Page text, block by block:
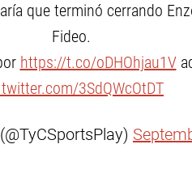
que terminó cerrando
Fideo.
https://t.co/oDHOhjau1V
3SdQWcOtDT